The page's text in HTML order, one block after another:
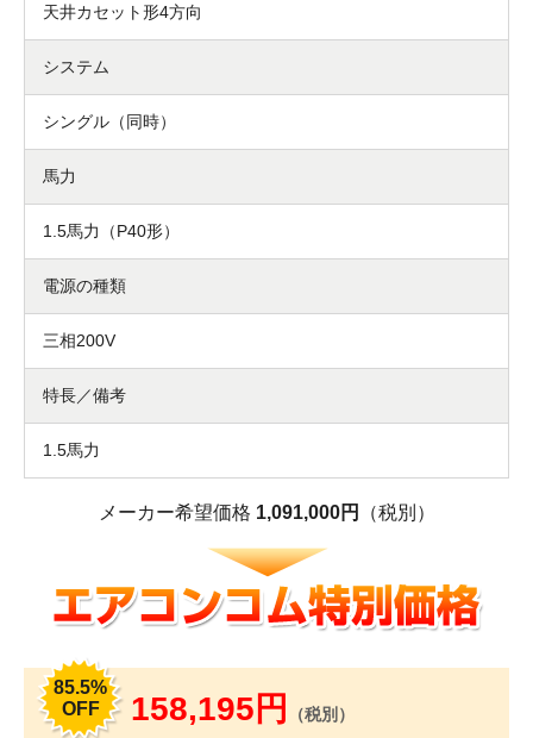
天井カセット形4方向
システム
シングル（同時）
馬力
1.5馬力（P40形）
電源の種類
三相200V
特長／備考
1.5馬力
メーカー希望価格 1,091,000円 （税別）
85.5%
OFF
158,195円 （税別）